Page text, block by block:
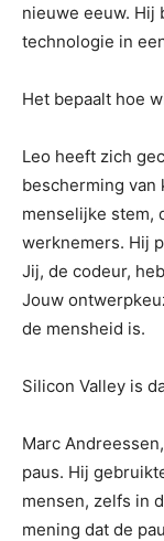
nieuwe eeuw. Hij
technologie in
Het bepaalt hoe
Leo heeft zich
bescherming van
menselijke stem,
werknemers. Hij
Jij, de codeur,
Jouw
de mensheid is.
Silicon Valley is
Marc
paus. Hij
mensen, zelfs in
mening dat de